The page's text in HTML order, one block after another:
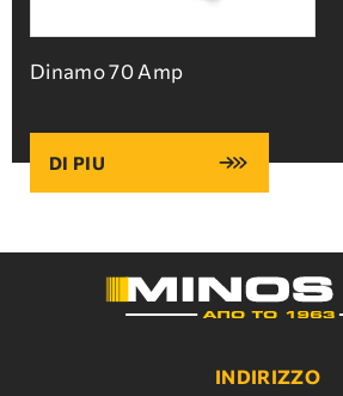
Dinamo 70 Αmp
DI PIU
INDIRIZZO